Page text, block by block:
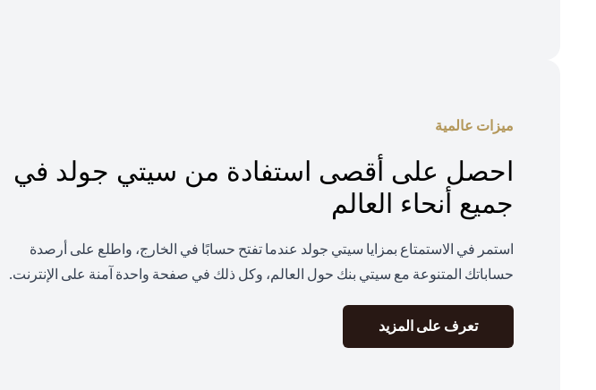
ميزات عالمية
احصل على أقصى استفادة من سيتي جولد في
جميع أنحاء العالم
استمر في الاستمتاع بمزايا سيتي جولد عندما تفتح حسابًا في الخارج، واطلع على أرصدة
حساباتك المتنوعة مع سيتي بنك حول العالم، وكل ذلك في صفحة واحدة آمنة على الإنترنت.
تعرف على المزيد